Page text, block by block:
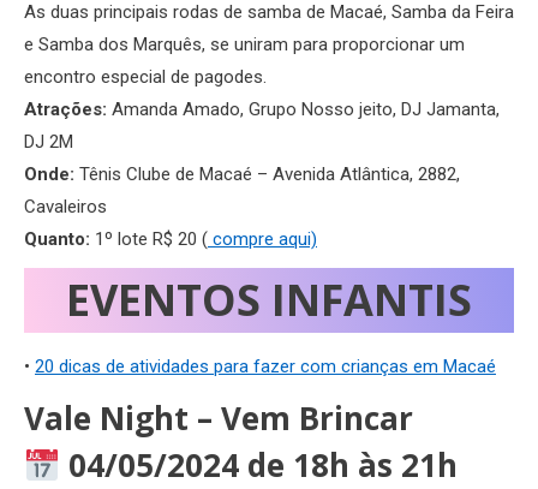
As duas principais rodas de samba de Macaé, Samba da Feira
e Samba dos Marquês, se uniram para proporcionar um
encontro especial de pagodes.
Atrações: Amanda Amado, Grupo Nosso jeito, DJ Jamanta,
DJ 2M
Onde: Tênis Clube de Macaé – Avenida Atlântica, 2882,
Cavaleiros
Quanto: 1º lote R$ 20 ( compre aqui)
EVENTOS INFANTIS
• 20 dicas de atividades para fazer com crianças em Macaé
Vale Night – Vem Brincar
04/05/2024 de 18h às 21h